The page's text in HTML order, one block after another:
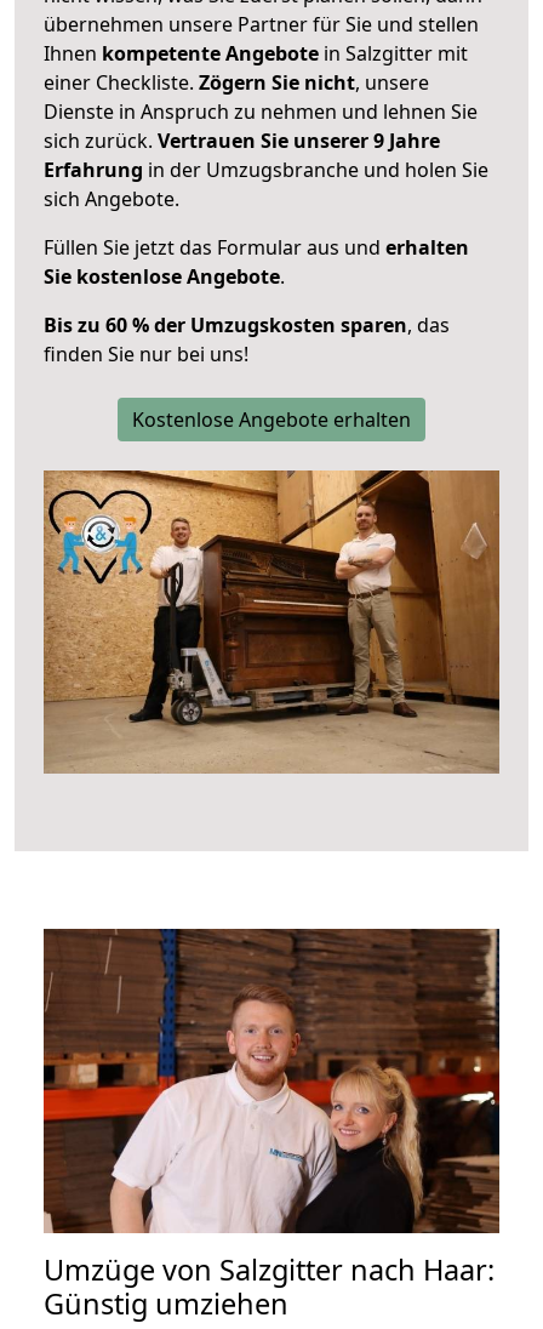
übernehmen unsere Partner für Sie und stellen
Ihnen kompetente Angebote in Salzgitter mit
einer Checkliste. Zögern Sie nicht, unsere
Dienste in Anspruch zu nehmen und lehnen Sie
sich zurück. Vertrauen Sie unserer 9 Jahre
Erfahrung in der Umzugsbranche und holen Sie
sich Angebote.
Füllen Sie jetzt das Formular aus und erhalten
Sie kostenlose Angebote.
Bis zu 60 % der Umzugskosten sparen, das
finden Sie nur bei uns!
Kostenlose Angebote erhalten
Umzüge von Salzgitter nach Haar:
Günstig umziehen